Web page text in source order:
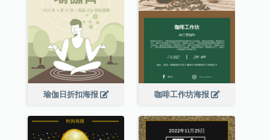
瑜伽日折扣海报 咖啡工作坊海报